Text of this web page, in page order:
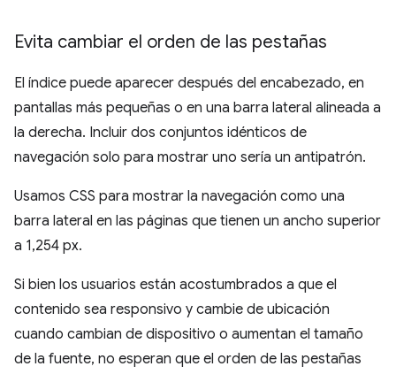
Evita cambiar el orden de las pestañas
El índice puede aparecer después del encabezado, en
pantallas más pequeñas o en una barra lateral alineada a
la derecha. Incluir dos conjuntos idénticos de
navegación solo para mostrar uno sería un antipatrón.
Usamos CSS para mostrar la navegación como una
barra lateral en las páginas que tienen un ancho superior
a 1,254 px.
Si bien los usuarios están acostumbrados a que el
contenido sea responsivo y cambie de ubicación
cuando cambian de dispositivo o aumentan el tamaño
de la fuente, no esperan que el orden de las pestañas